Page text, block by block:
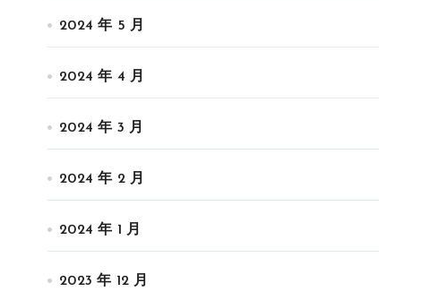
2024 年 5 月
2024 年 4 月
2024 年 3 月
2024 年 2 月
2024 年 1 月
2023 年 12 月